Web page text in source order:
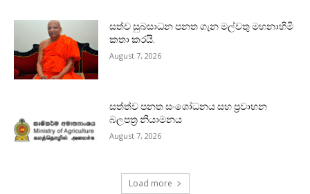
සත්ව සුබසාධන පනත ගැන මල්වතු මහනාහිමි
කතා කරයි.
August 7, 2026
සත්ත්ව පනත සංශෝධනය සහ ප්‍රවාහන
බලපත්‍ර නියාමනය
August 7, 2026
Load more